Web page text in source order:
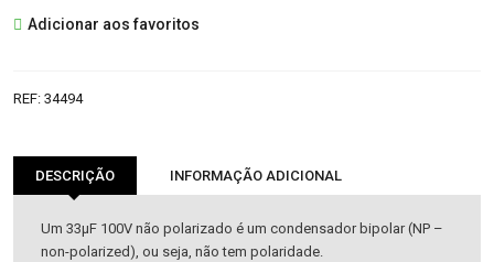
ELETROLITICO
Adicionar aos favoritos
REF: 34494
DESCRIÇÃO INFORMAÇÃO ADICIONAL
Um 33µF 100V não polarizado é um condensador bipolar (NP –
non-polarized), ou seja, não tem polaridade.